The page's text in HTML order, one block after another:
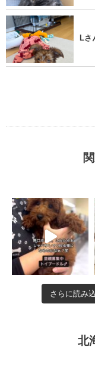
Lさ
さらに読み
北